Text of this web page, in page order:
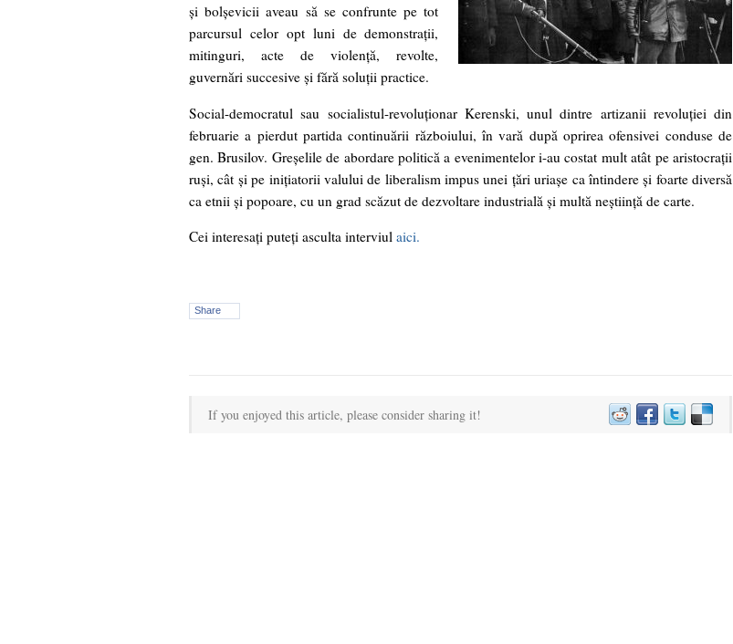
şi bolşevicii aveau să se confrunte pe tot
parcursul celor opt luni de demonstraţii,
mitinguri, acte de violenţă, revolte,
guvernări succesive şi fără soluţii practice.
Social-democratul sau socialistul-revoluţionar Kerenski, unul dintre artizanii revoluţiei din
februarie a pierdut partida continuării războiului, în vară după oprirea ofensivei conduse de
gen. Brusilov. Greşelile de abordare politică a evenimentelor i-au costat mult atât pe aristocraţii
ruşi, cât şi pe iniţiatorii valului de liberalism impus unei ţări uriaşe ca întindere şi foarte diversă
ca etnii şi popoare, cu un grad scăzut de dezvoltare industrială şi multă neştiinţă de carte.
Cei interesaţi puteţi asculta interviul aici.
Share
If you enjoyed this article, please consider sharing it!